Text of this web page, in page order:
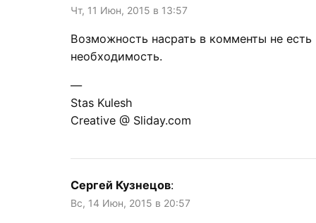
Чт, 11 Июн, 2015 в 13:57
Возможность насрать в комменты не есть
необходимость.
—
Stas Kulesh
Creative @ Sliday.com
Сергей Кузнецов:
Вс, 14 Июн, 2015 в 20:57